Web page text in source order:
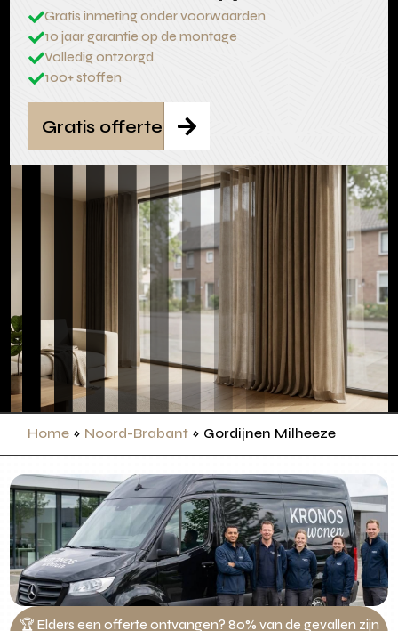
Gratis inmeting onder voorwaarden
10 jaar garantie op de montage
Volledig ontzorgd
100+ stoffen

Gratis offerte
Home» Noord-Brabant» Gordijnen Milheeze
🏆 Elders een offerte ontvangen? 80% van de gevallen zijn